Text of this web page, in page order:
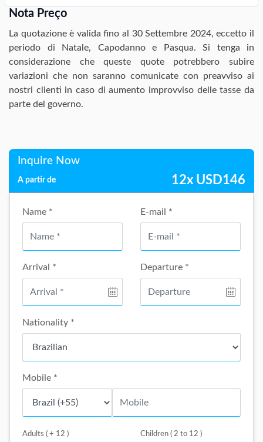
Nota Preço
La quotazione è valida fino al 30 Settembre 2024, eccetto il
periodo di Natale, Capodanno e Pasqua. Si tenga in
considerazione che queste quote potrebbero subire
variazioni che non saranno comunicate con preavviso ai
nostri clienti in caso di aumento improvviso delle tasse da
parte del governo.
Inquire Now
A partir de 12x USD146
Name * E-mail *
Arrival * Departure *
Nationality *
Mobile *
Adults ( + 12 ) Children ( 2 to 12 )